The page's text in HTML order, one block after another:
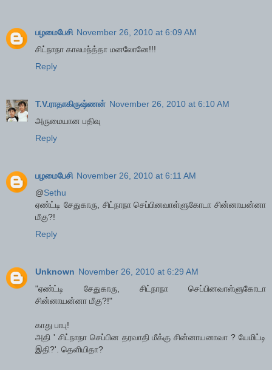
பழமைபேசி November 26, 2010 at 6:09 AM
சிட்நாநா காலமந்த்தா மனலோனே!!!
Reply
T.V.ராதாகிருஷ்ணன் November 26, 2010 at 6:10 AM
அருமையான பதிவு
Reply
பழமைபேசி November 26, 2010 at 6:11 AM
@Sethu
ஏண்ட்டி சேதுகாரு, சிட்நாநா செப்பினவாள்ளுகோடா சின்னாயன்னா
மீகு?!
Reply
Unknown November 26, 2010 at 6:29 AM
"ஏண்ட்டி சேதுகாரு, சிட்நாநா செப்பினவாள்ளுகோடா
சின்னாயன்னா மீகு?!"
காது பாபு!
அதி ' சிட்நாநா செப்பின தரவாதி மீக்கு சின்னாயனாவா ? யேமிட்டி
இதி?'. தெளியிதா?